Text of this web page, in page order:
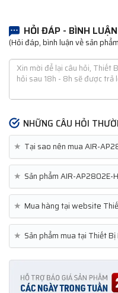
HỎI ĐÁP - BÌNH LUẬN
(Hỏi đáp, bình luận về sản phẩm
NHỮNG CÂU HỎI
★ Tại sao nên mua AIR-
★ Sản phẩm AIR-AP2802E-
★ Mua hàng tại website
★ Sản phẩm mua tại Thiết Bị